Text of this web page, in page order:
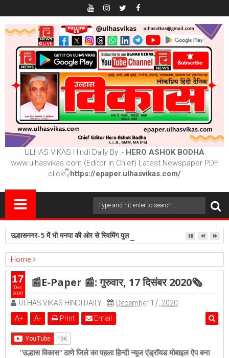
ULHAS VIKAS Hindi Daily By :- HERO ASHOK BODHA
www.ulhasvikas.com (Editor in Chief) Latest Newspaper PDF
click👇https://epaper.ulhasvikas.com/
उल्हासनगर-5 में भी मनपा की ओर से स्विमिंग पुल सुविधा हो- शेरी लुंड
Home
epaper
Featured 📰E-Paper 📰: गुरुवार, 17 दिसंबर 2020🗞
📰E-Paper 📰: गुरुवार, 17 दिसंबर 2020🗞
ULHAS VIKAS HINDI DAILY
December 17, 2020
A+ A- Print Email
"उल्हास विकास" ठाणे जिले का पहला हिन्दी न्यूज एंड्रॉयड मोबाइल ऐप बना
17
Dec
2020